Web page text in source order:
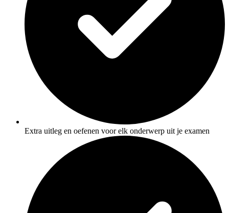
Extra uitleg en oefenen voor elk onderwerp uit je examen